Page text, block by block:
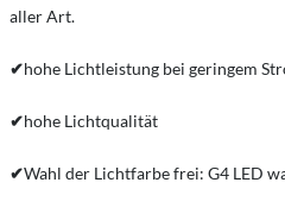
aller Art.
✔hohe Lichtleistung bei geringem
✔hohe Lichtqualität
✔Wahl der Lichtfarbe frei: G4 LED